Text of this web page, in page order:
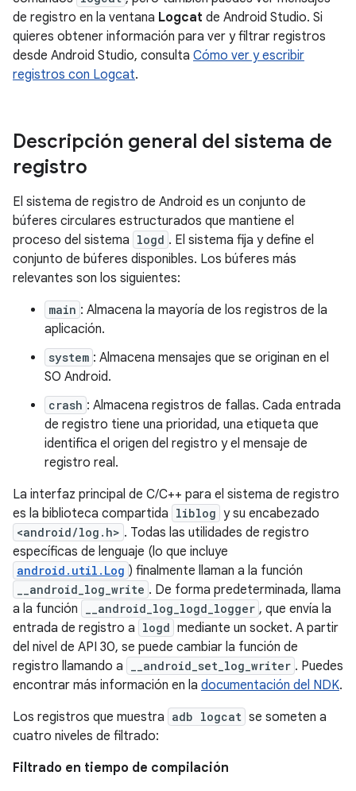
de registro en la ventana Logcat de Android Studio. Si
quieres obtener información para ver y filtrar registros
desde Android Studio, consulta Cómo ver y escribir
registros con Logcat.
Descripción general del sistema de
registro
El sistema de registro de Android es un conjunto de
búferes circulares estructurados que mantiene el
proceso del sistema logd . El sistema fija y define el
conjunto de búferes disponibles. Los búferes más
relevantes son los siguientes:
main : Almacena la mayoría de los registros de la
aplicación.
system : Almacena mensajes que se originan en el
SO Android.
crash : Almacena registros de fallas. Cada entrada
de registro tiene una prioridad, una etiqueta que
identifica el origen del registro y el mensaje de
registro real.
La interfaz principal de C/C++ para el sistema de registro
es la biblioteca compartida liblog y su encabezado
<android/log.h> . Todas las utilidades de registro
específicas de lenguaje (lo que incluye
android.util.Log ) finalmente llaman a la función
__android_log_write . De forma predeterminada, llama
a la función
__android_log_logd_logger , que envía la
entrada de registro a logd mediante un socket. A partir
del nivel de API 30, se puede cambiar la función de
registro llamando a
__android_set_log_writer . Puedes
encontrar más información en la documentación del NDK.
Los registros que muestra adb logcat se someten a
cuatro niveles de filtrado:
Filtrado en tiempo de compilación